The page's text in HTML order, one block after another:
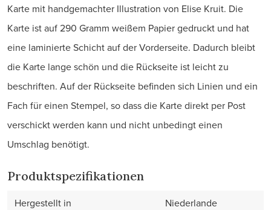
Karte mit handgemachter Illustration von Elise Kruit. Die
Karte ist auf 290 Gramm weißem Papier gedruckt und hat
eine laminierte Schicht auf der Vorderseite. Dadurch bleibt
die Karte lange schön und die Rückseite ist leicht zu
beschriften. Auf der Rückseite befinden sich Linien und ein
Fach für einen Stempel, so dass die Karte direkt per Post
verschickt werden kann und nicht unbedingt einen
Umschlag benötigt.
Produktspezifikationen
Hergestellt in
Niederlande